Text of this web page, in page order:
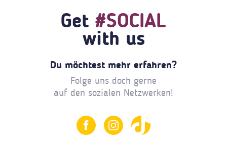
Get #SOCIAL
with us
Du möchtest mehr erfahren?
Folge uns doch gerne
auf den sozialen Netzwerken!